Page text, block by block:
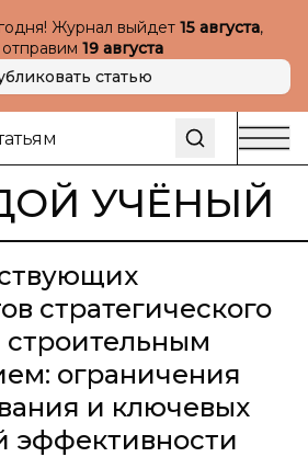
Журнал выйдет 15 августа,
19 августа
статью
УЧЁНЫЙ
стратегического
ограничения
и ключевых
эффективности